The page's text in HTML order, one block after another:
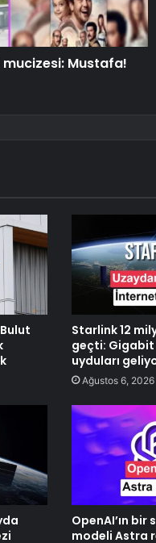
Mustafa!
Starlink 12
geçti: Gigabit
uyduları
Ağustos 6, 2026
OpenAI’ın bir
modeli Astra